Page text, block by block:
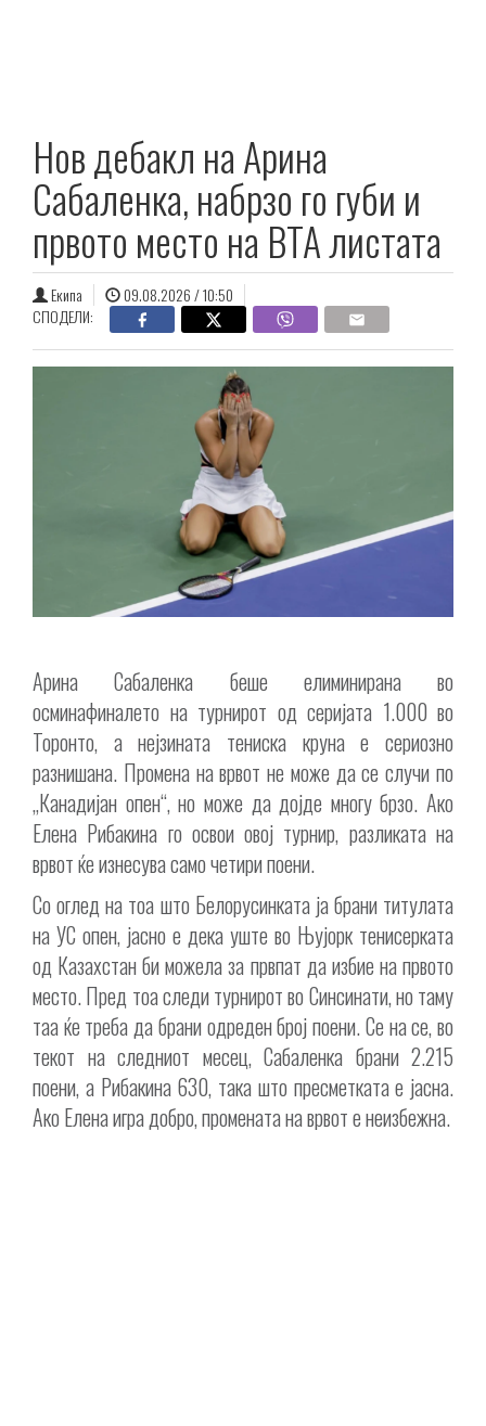
Нов дебакл на Арина
Сабаленка, набрзо го губи и
првото место на ВТА листата
Екипа
09.08.2026 / 10:50
СПОДЕЛИ:
Арина Сабаленка беше елиминирана во
осминафиналето на турнирот од серијата 1.000 во
Торонто, а нејзината тениска круна е сериозно
разнишана. Промена на врвот не може да се случи по
„Канадијан опен“, но може да дојде многу брзо. Ако
Елена Рибакина го освои овој турнир, разликата на
врвот ќе изнесува само четири поени.
Со оглед на тоа што Белорусинката ја брани титулата
на УС опен, јасно е дека уште во Њујорк тенисерката
од Казахстан би можела за првпат да избие на првото
место. Пред тоа следи турнирот во Синсинати, но таму
таа ќе треба да брани одреден број поени. Се на се, во
текот на следниот месец, Сабаленка брани 2.215
поени, а Рибакина 630, така што пресметката е јасна.
Ако Елена игра добро, промената на врвот е неизбежна.